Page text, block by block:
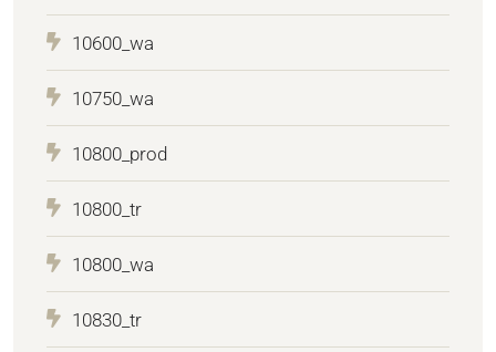
10600_wa
10750_wa
10800_prod
10800_tr
10800_wa
10830_tr